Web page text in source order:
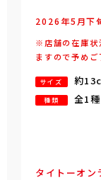
2026年5 月下
※店舗の在庫状
ますので予めご
サイズ 約
種類 全1種
タイトーオン